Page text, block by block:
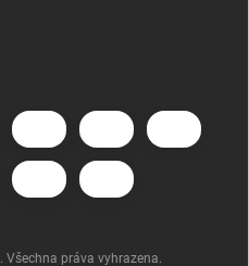
. Všechna práva vyhrazena.